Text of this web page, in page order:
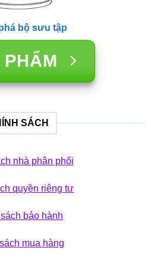
bộ sưu tập
PHẨM
SÁCH
nhà phân phối
quyền riêng tư
bảo hành
mua hàng